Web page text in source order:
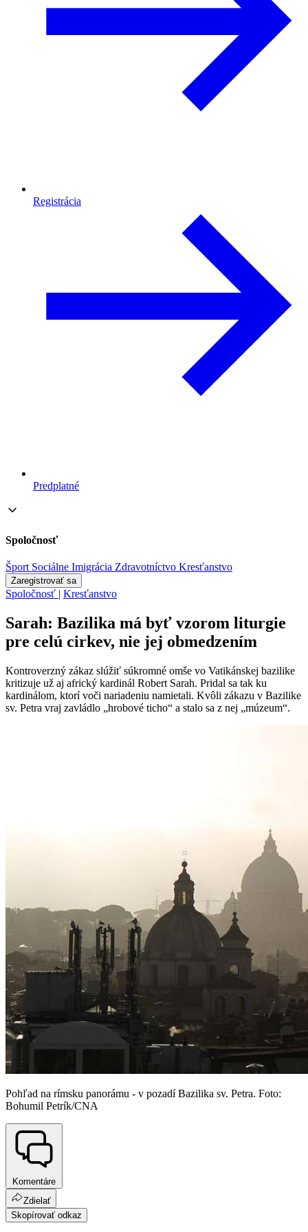
Registrácia
Predplatné
Spoločnosť
Šport Sociálne Imigrácia Zdravotníctvo Kresťanstvo
Zaregistrovať sa
Spoločnosť | Kresťanstvo
Sarah: Bazilika má byť vzorom liturgie
pre celú cirkev, nie jej obmedzením
Kontroverzný zákaz slúžiť súkromné omše vo Vatikánskej bazilike
kritizuje už aj africký kardinál Robert Sarah. Pridal sa tak ku
kardinálom, ktorí voči nariadeniu namietali. Kvôli zákazu v Bazilike
sv. Petra vraj zavládlo „hrobové ticho“ a stalo sa z nej „múzeum“.
Pohľad na rímsku panorámu - v pozadí Bazilika sv. Petra. Foto:
Bohumil Petrík/CNA
Komentáre
Zdielať
Skopírovať odkaz